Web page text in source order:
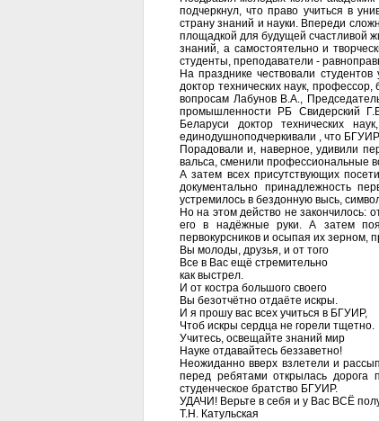
подчеркнул, что право учиться в
страну знаний и науки. Впереди
площадкой для будущей счастливой
знаний, а самостоятельно и
студенты, преподаватели -
На празднике чествовали
доктор технических наук,
вопросам Лабунов В.А.,
промышленности РБ Свидерский
Беларуси доктор технических
единодушноподчеркивали , что
Порадовали и, наверное, удивили
вальса, сменили профессиональные
А затем всех присутствующих
документально принадлежность
устремилось в бездонную высь,
Но на этом действо не закончилось:
его в надёжные руки. А затем
первокурсников и осыпая их зерном,
Вы молоды, друзья, и от того
Все в Вас ещё стремительно
как выстрел.
И от костра большого своего
Вы безотчётно отдаёте искры.
И я прошу вас всех учиться в БГУИР,
Чтоб искры сердца не горели тщетно.
Учитесь, освещайте знаний мир
Науке отдавайтесь беззаветно!
Неожиданно вверх взлетели и
перед ребятами открылась дорога
студенческое братство БГУИР.
УДАЧИ! Верьте в себя и у Вас ВСЁ
Т.Н. Катульская